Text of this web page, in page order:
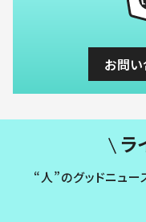
お問
ラ
“人”のグッドニュー